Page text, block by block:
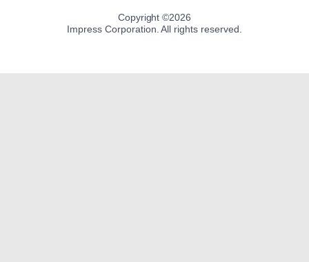
Copyright ©2026
Impress Corporation. All rights reserved.